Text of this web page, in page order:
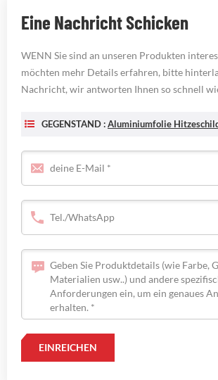
Eine Nachricht Schicken
WENN Sie sind an unseren Produkten
möchten mehr Details erfahren, bitte
Nachricht, wir antworten Ihnen so schnell
GEGENSTAND :Aluminiumfolie